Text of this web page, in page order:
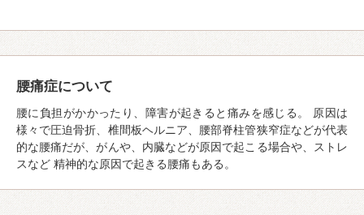
腰痛症について
腰に負担がかかったり、障害が起きると痛みを感じる。 原因は
様々で圧迫骨折、椎間板ヘルニア、腰部脊柱管狭窄症などが代表
的な腰痛だが、がんや、内臓などが原因で起こる場合や、ストレ
スなど 精神的な原因で起きる腰痛もある。